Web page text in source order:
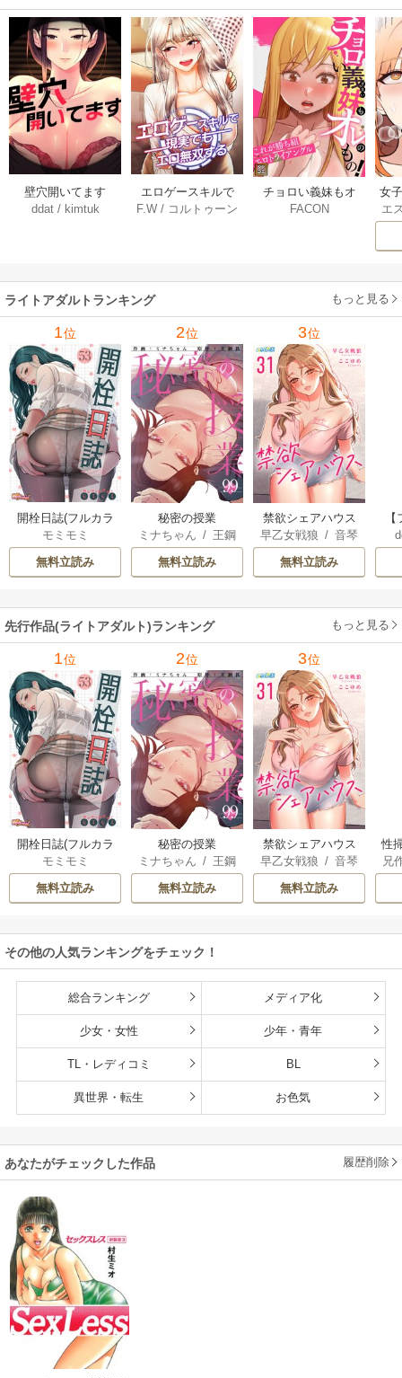
壁穴開いてます
【タテヨミ】 76巻
ddat/ kimtuk
エロゲースキルで
現実でもエロ無双
F.W / コルトゥーン
チョロい義妹もオ
レのもの！～これ
FACON
女
エ
ライトアダルトランキング もっと見る
1位
開栓日誌(フルカラ
ー)
モミモミ
無料立読み
2位
秘密の授業
ミナちゃん / 王鋼
鉄
無料立読み
3位
禁欲シェアハウス
早乙女戦狼 /音琴
ニア
無料立読み
先行作品(ライトアダルト)ランキング もっと見る
1位
開栓日誌(フルカラ
ー)
モミモミ
無料立読み
2位
秘密の授業
ミナちゃん / 王鋼
鉄
無料立読み
3位
禁欲シェアハウス
早乙女戦狼 /音琴
ニア
無料立読み
性
兄
その他の人気ランキングをチェック！
総合ランキング メディア化
少女・女性 少年・青年
TL・レディコミ BL
異世界・転生 お色気
あなたがチェックした作品 履歴削除